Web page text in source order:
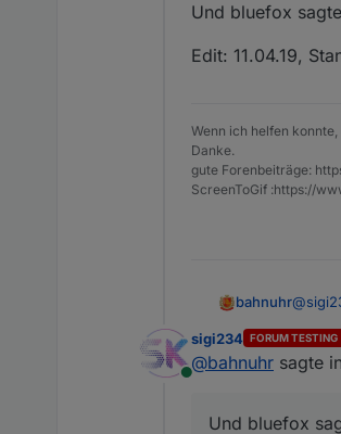
Edit:
Und bluefox
Edit: 11.04.19,
Wenn ich helfen
Danke.
gute Forenbeiträge:
ScreenToGif :https://
bahnuhr@
klappt.
Online
sigi234 FORUM TESTING
@bahnuhr sagte in
Und bluefox